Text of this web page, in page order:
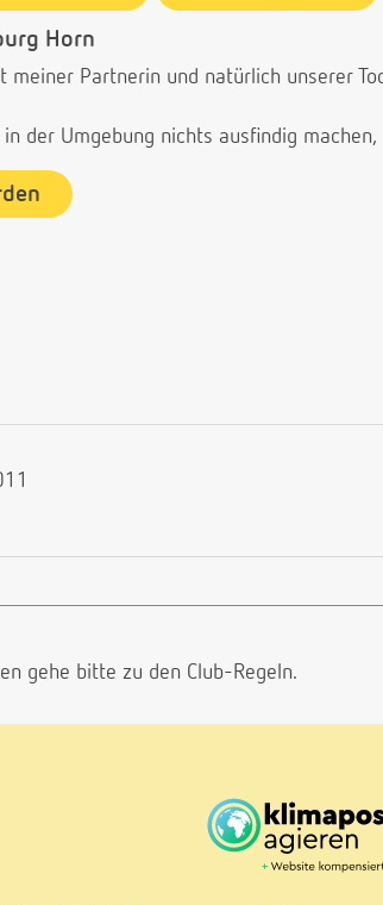
Horn
meiner Partnerin und natürlich unserer
der Umgebung nichts ausfindig
gehe bitte zu den Club-Regeln.